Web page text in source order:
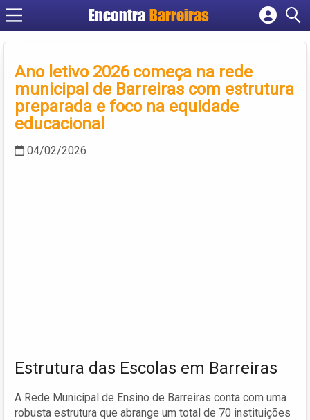
EncontraBarreiras
Cadastrar empresa
Criar conta
Ano letivo 2026 começa na rede
municipal de Barreiras com estrutura
preparada e foco na equidade
educacional
04/02/2026
Estrutura das Escolas em Barreiras
A Rede Municipal de Ensino de Barreiras conta com uma
robusta estrutura que abrange um total de 70 instituições